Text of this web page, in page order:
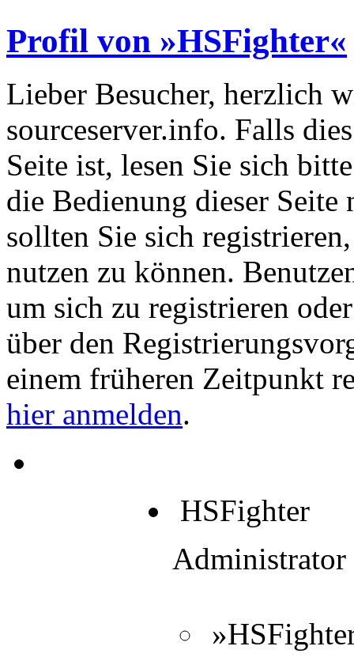
Profil von »HSFighter«
Lieber Besucher, herzlich
sourceserver.info. Falls
Seite ist, lesen Sie sich
die Bedienung dieser Seite
sollten Sie sich
nutzen zu können.
um sich zu registrieren
über den
einem früheren Zeitpunkt
hier anmelden.
HSFighter
Administrator